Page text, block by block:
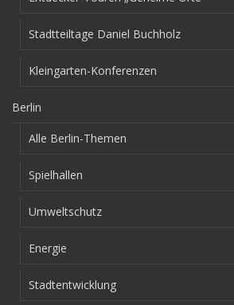
Stadtteiltage Daniel Buchholz
Kleingarten-Konferenzen
Berlin
Alle Berlin-Themen
Spielhallen
Umweltschutz
Energie
Stadtentwicklung